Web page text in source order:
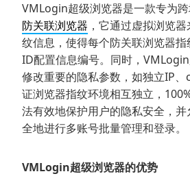
VMLogin超级浏览器是一款专为
防关联浏览器 ，它通过虚拟浏览
纹信息，使得每个防关联浏览器
ID配置信息编号。同时，
修改重要的隐私参数，如独立IP
证浏览器指纹环境相互独立，
法有效地保护用户的隐私安全，
全地进行多账号批量管理和登录。
VMLogin超级浏览器的优势